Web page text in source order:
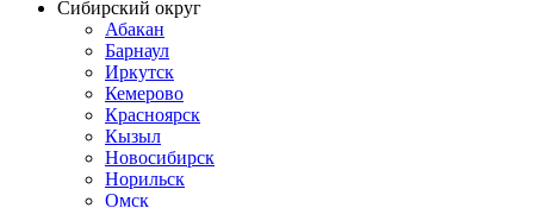
Сибирский округ
Абакан
Барнаул
Иркутск
Кемерово
Красноярск
Кызыл
Новосибирск
Норильск
Омск